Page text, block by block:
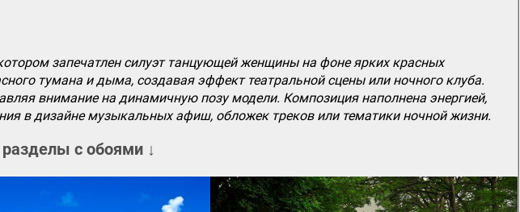
запечатлен силуэт танцующей женщины на фоне ярких красных
тумана и дыма, создавая эффект театральной сцены или ночного клуба.
внимание на динамичную позу модели. Композиция наполнена энергией,
в дизайне музыкальных афиш, обложек треков или тематики ночной жизни.
разделы с обоями ↓